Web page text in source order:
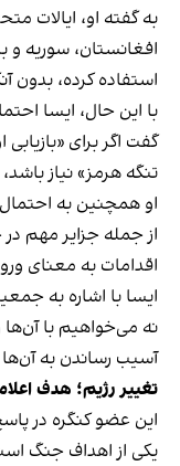
به گفته او، ایالات
افغانستان، سوریه و
استفاده کرده، بدون
با این حال، ایسا
گفت اگر برای
تنگه هرمز» نیاز
او همچنین به احتمال
از جمله جزایر مهم در
اقدامات به معنای
ایسا با اشاره به
نه می‌خواهیم با
آسیب رساندن به آن‌ها
تغییر رژیم؛ هدف
این عضو کنگره در
یکی از اهداف جنگ